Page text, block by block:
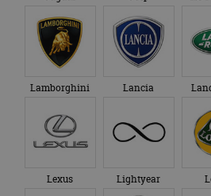
Lamborghini Lancia
Lexus Lightyear